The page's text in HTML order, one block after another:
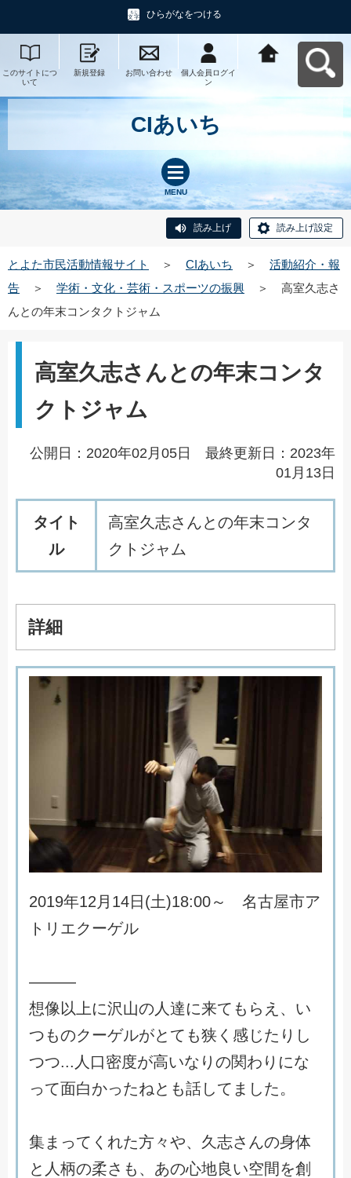
ひらがなをつける
このサイトにつ
いて
新規登録 お問い合わせ
個人会員ログイ
ン
CIあいち
MENU
読み上げ 読み上げ設定
とよた市民活動情報サイト ＞ CIあいち ＞
活動紹介・報
告
＞ 学術・文化・芸術・スポーツの振興 ＞
高室久志さ
んとの年末コンタクトジャム
高室久志さんとの年末コンタ
クトジャム
公開日：2020年02月05日 最終更新日：2023年
01月13日
タイト
ル
高室久志さ んとの年末コ ンタ
ク ト ジャ ム
詳細
2019年12 月 14日(土)18:00～ 名古屋市ア
ト リ エクーゲル
―――
想像以 上に沢山の 人達に来て も ら え 、 い
つものクーゲルがと て も狭 く 感 じた り し
つつ... 人 口密度が高いな り の関わ り にな
って面白かったねと も話して ま した。
集 ま って く れた方々や、 久志さ んの身体
と 人柄の柔さ も 、 あの心地良い空間を創